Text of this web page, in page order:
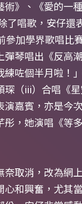
》、《愛的一
了唱歌，安仔還
參加學界歌唱比
琴唱出《反高
咗個半月啦！
（iii）合唱《星
嘉賓，亦是今
，她演唱《等
取消，改為網
和興奮，尤其